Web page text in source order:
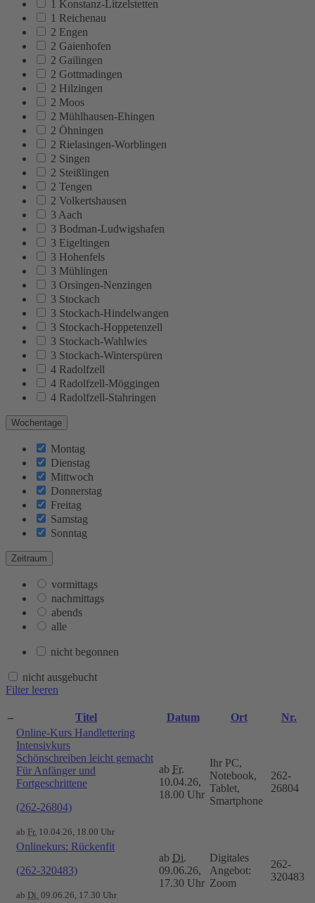
1 Konstanz-Litzelstetten
1 Reichenau
2 Engen
2 Gaienhofen
2 Gailingen
2 Gottmadingen
2 Hilzingen
2 Moos
2 Mühlhausen-Ehingen
2 Öhningen
2 Rielasingen-Worblingen
2 Singen
2 Steißlingen
2 Tengen
2 Volkertshausen
3 Aach
3 Bodman-Ludwigshafen
3 Eigeltingen
3 Hohenfels
3 Mühlingen
3 Orsingen-Nenzingen
3 Stockach
3 Stockach-Hindelwangen
3 Stockach-Hoppetenzell
3 Stockach-Wahlwies
3 Stockach-Winterspüren
4 Radolfzell
4 Radolfzell-Möggingen
4 Radolfzell-Stahringen
Wochentage
Montag
Dienstag
Mittwoch
Donnerstag
Freitag
Samstag
Sonntag
Zeitraum
vormittags
nachmittags
abends
alle
nicht begonnen
nicht ausgebucht
Filter leeren
– Titel Datum Ort
Nr.
Online-Kurs Handlettering
Intensivkurs
Schönschreiben leicht gemacht
Für Anfänger und
Fortgeschrittene
(262-26804)
ab Fr. 10.04.26, 18.00 Uhr
ab Fr.
10.04.26,
18.00 Uhr
Ihr PC,
Notebook,
Tablet,
Smartphone
262-
26804
Onlinekurs: Rückenfit
(262-320483)
ab Di. 09.06.26, 17.30 Uhr
ab Di.
09.06.26,
17.30 Uhr
Digitales
Angebot:
Zoom
262-
320483